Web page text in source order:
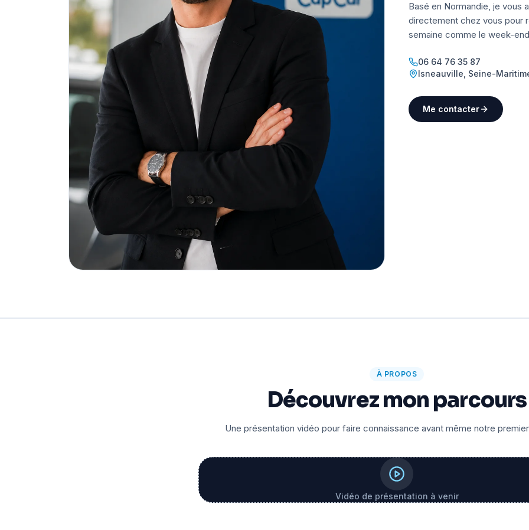
Basé en Normandie, je vous
directement chez vous pour
semaine comme le week-
06 64 76 35 87
Isneauville Seine-
Me contacter
À PROPOS
Découvrez mon parcours
Une présentation vidéo pour faire connaissance avant même notre
Vidéo de présentation à venir